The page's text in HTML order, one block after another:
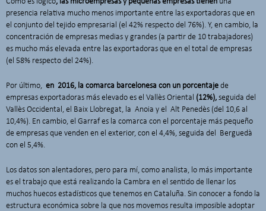
presencia relativa mucho menos importante entre las exportadoras que en
el conjunto del tejido empresarial (el 42% respecto del 76%). Y, en cambio, la
concentración de empresas medias y grandes (a partir de 10 trabajadores)
es mucho más elevada entre las exportadoras que en el total de empresas
(el 58% respecto del 24%).
Por último, en 2016, la comarca barcelonesa con un porcentaje de
empresas exportadoras más elevado es el Vallès Oriental (12%), seguida del
Vallès Occidental, el Baix Llobregat, la Anoia y el Alt Penedès (del 10,6 al
10,4%). En cambio, el Garraf es la comarca con el porcentaje más pequeño
de empresas que venden en el exterior, con el 4,4%, seguida del Berguedà
con el 5,4%.
Los datos son alentadores, pero para mí, como analista, lo más importante
es el trabajo que está realizando la Cambra en el sentido de llenar los
muchos huecos estadísticos que tenemos en Cataluña. Sin conocer a fondo la
estructura económica sobre la que nos movemos resulta imposible adoptar